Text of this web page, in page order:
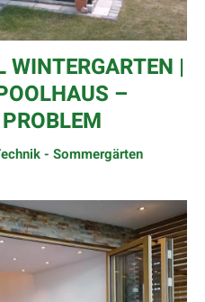
|
–
- Sommergärten